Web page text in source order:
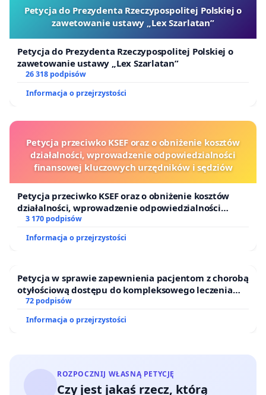
Petycja do Prezydenta Rzeczypospolitej Polskiej o
zawetowanie ustawy „Lex Szarlatan”
Petycja do Prezydenta Rzeczypospolitej Polskiej o
zawetowanie ustawy „Lex Szarlatan”
26 318 podpisów
Informacja o przejrzystości
Petycja przeciwko KSEF oraz o obniżenie kosztów
działalności, wprowadzenie odpowiedzialności
finansowej kluczowych urzędników i sędziów
Petycja przeciwko KSEF oraz o obniżenie kosztów
działalności, wprowadzenie odpowiedzialności
finansowej kluczowych urzędników i sędziów
3 170 podpisów
Informacja o przejrzystości
Petycja w sprawie zapewnienia pacjentom z chorobą
otyłościową dostępu do kompleksowego leczenia
oraz programów profilaktycznych.
72 podpisów
Informacja o przejrzystości
ROZPOCZNIJ WŁASNĄ PETYCJĘ
Czy jest jakaś rzecz, którą